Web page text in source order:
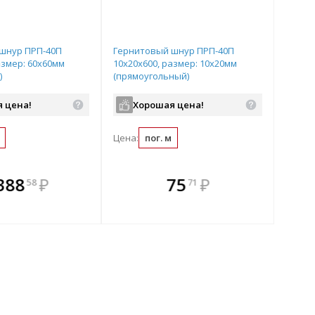
ПРП-40П
60х60мм
цена!
58 ₽
В комплекте
всегда выгоднее!
Гернитовый шнур ПРП-40П
10x20x600, размер: 10х20мм
(прямоугольный)
Хорошая цена!
Цена: пог. м
комплекте
выгоднее!
7571 ₽